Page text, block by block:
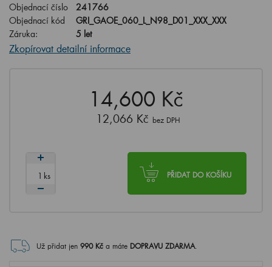
Objednací číslo
241766
Objednací kód
GRI_GAOE_060_L_N98_D01_XXX_XXX
Záruka:
5 let
Zkopírovat detailní informace
14,600 Kč
12,066 Kč bez DPH
PŘIDAT DO KOŠÍKU
ks
Už přidat jen 990Kč a máte DOPRAVU ZDARMA.